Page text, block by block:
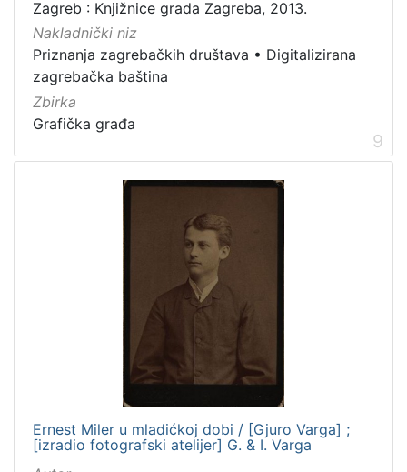
Zagreb : Knjižnice grada Zagreba, 2013.
Nakladnički niz
Priznanja zagrebačkih društava • Digitalizirana
zagrebačka baština
Zbirka
Grafička građa
9
Ernest Miler u mladićkoj dobi / [Gjuro Varga] ;
[izradio fotografski atelijer] G. & I. Varga